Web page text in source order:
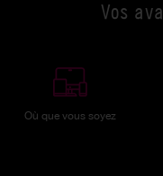
Vos
Où que vous soyez